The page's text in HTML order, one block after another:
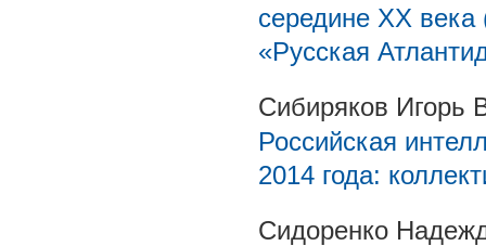
середине ХХ
«Русская
Сибиряков Игорь
Российская
2014 года:
Сидоренко